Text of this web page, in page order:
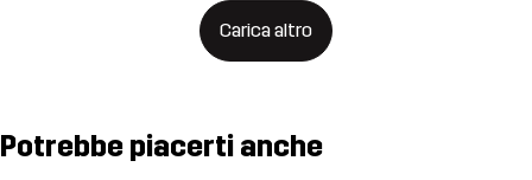
Carica altro
Potrebbe piacerti anche